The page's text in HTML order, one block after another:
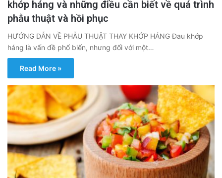
khớp háng và những điều cần biết về quá trình
phẫu thuật và hồi phục
HƯỚNG DẪN VỀ PHẪU THUẬT THAY KHỚP HÁNG Đau khớp
háng là vấn đề phổ biến, nhưng đối với một…
Read More »